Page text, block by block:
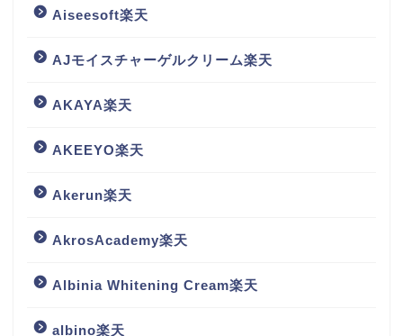
Aiseesoft楽天
AJモイスチャーゲルクリーム楽天
AKAYA楽天
AKEEYO楽天
Akerun楽天
AkrosAcademy楽天
Albinia Whitening Cream楽天
albino楽天